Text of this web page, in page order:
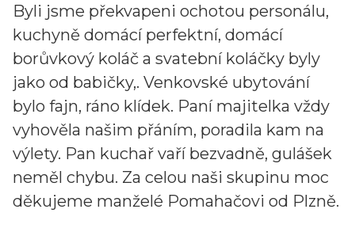
Byli jsme překvapeni ochotou personálu,
kuchyně domácí perfektní, domácí
borůvkový koláč a svatební koláčky byly
jako od babičky,. Venkovské ubytování
bylo fajn, ráno klídek. Paní majitelka vždy
vyhověla našim přáním, poradila kam na
výlety. Pan kuchař vaří bezvadně, gulášek
neměl chybu. Za celou naši skupinu moc
děkujeme manželé Pomahačovi od Plzně.